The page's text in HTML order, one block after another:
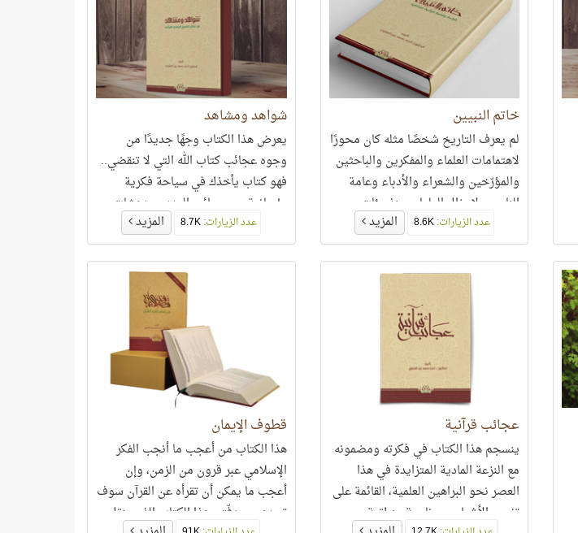
خاتم النبيين
لم يعرف التاريخ شخصًا مثله كان محورًا
لاهتمامات العلماء والمفكرين والباحثين
والمؤرّخين والشعراء والأدباء وعامة
الناس. ولا يزال العلماء، منذ مئات
السنين، يكتبون ويصنفون ويؤلفون عن
سيرته وهديه وشمائله وفضله.
عدد الزيارات: المزيد
شواهد ومشاهد
يعرض هذا الكتاب وجهًا جديدًا من
وجوه عجائب كتاب الله التي لا تنقضي..
فهو كتاب يأخذك في سياحة فكرية
وإيمانية عبر عجائب العدد ومدهشات
الأرقام وروائع الإحصاء في القرآن.
عدد الزيارات: المزيد
عجائب قرآنية
ينسجم هذا الكتاب في فكرته ومضمونه
مع النزعة المادية المتزايدة في هذا
العصر نحو البراهين العلمية، القائمة على
تفسير الأشياء من ناحية منطقية، ومن
قطوف الإيمان
هذا الكتاب من أعجب ما أنجب الفكر
الإسلامي عبر قرون من الزمن، وإن
أعجب ما يمكن أن تقرأه عن القرآن سوف
تجده بين دفّتي هذا الكتاب الذي ينقل